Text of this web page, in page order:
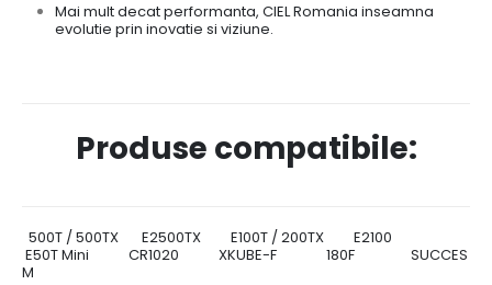
Mai mult decat performanta, CIEL Romania inseamna
evolutie prin inovatie si viziune.
Produse compatibile:
500T / 500TX E2500TX E100T / 200TX E2100
E50T Mini CR1020 XKUBE-F 180F SUCCES
M